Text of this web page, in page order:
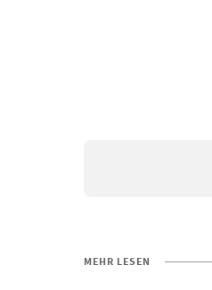
MEHR LESEN